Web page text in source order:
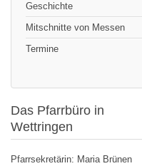
Geschichte
Mitschnitte von Messen
Termine
Das Pfarrbüro in
Wettringen
Pfarrsekretärin: Maria Brünen